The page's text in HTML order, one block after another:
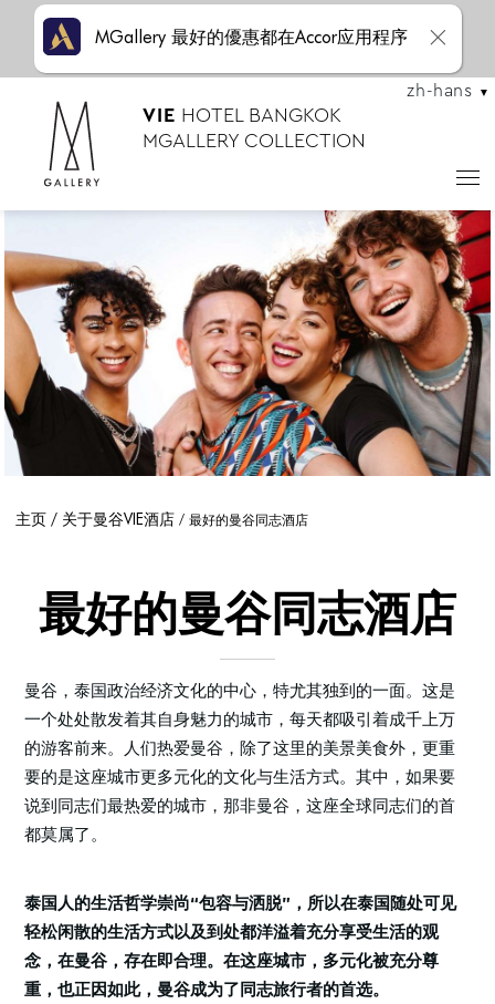
VIE HOTEL BANGKOK
MGALLERY COLLECTION
zh-hans
主页 关于曼谷VIE酒店 最好的曼谷同志酒店
最好的曼谷同志酒店
曼谷，泰国政治经济文化的中心，特尤其独到的一面。这是
一个处处散发着其自身魅力的城市，每天都吸引着成千上万
的游客前来。人们热爱曼谷，除了这里的美景美食外，更重
要的是这座城市更多元化的文化与生活方式。其中，如果要
说到同志们最热爱的城市，那非曼谷，这座全球同志们的首
都莫属了。
泰国人的生活哲学崇尚“包容与洒脱”，所以在泰国随处可见
轻松闲散的生活方式以及到处都洋溢着充分享受生活的观
念，在曼谷，存在即合理。在这座城市，多元化被充分尊
重，也正因如此，曼谷成为了同志旅行者的首选。
MGallery 最好的優惠都在Accor应用程序